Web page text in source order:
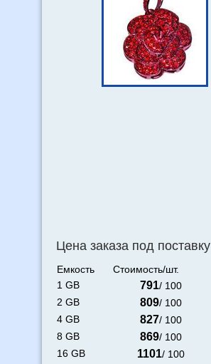
Цена заказа под поставку
Емкость
Стоимость/шт.
1 GB
791/ 100
2 GB
809/ 100
4 GB
827/ 100
8 GB
869/ 100
16 GB
1101/ 100